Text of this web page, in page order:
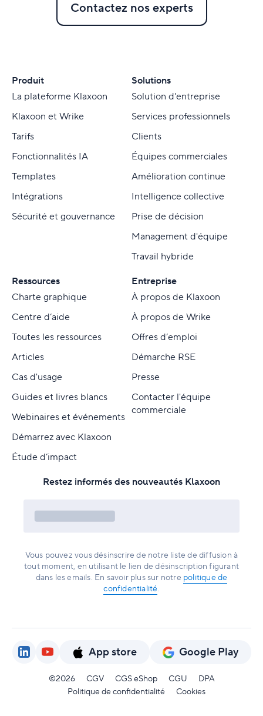
Contactez nos experts
Produit
La plateforme Klaxoon
Klaxoon et Wrike
Tarifs
Fonctionnalités IA
Templates
Intégrations
Sécurité et gouvernance
Solutions
Solution d'entreprise
Services professionnels
Clients
Équipes commerciales
Amélioration continue
Intelligence collective
Prise de décision
Management d'équipe
Travail hybride
Ressources
Charte graphique
Centre d’aide
Toutes les ressources
Articles
Cas d'usage
Guides et livres blancs
Webinaires et événements
Démarrez avec Klaxoon
Étude d’impact
Entreprise
À propos de Klaxoon
À propos de Wrike
Offres d’emploi
Démarche RSE
Presse
Contacter l'équipe
commerciale
Restez informés des nouveautés Klaxoon
Vous pouvez vous désinscrire de notre liste de diffusion à
tout moment, en utilisant le lien de désinscription figurant
dans les emails. En savoir plus sur notre politique de
confidentialité.
App store Google Play
©2026 CGV CGS eShop CGU
DPA
Politique de confidentialité
Cookies